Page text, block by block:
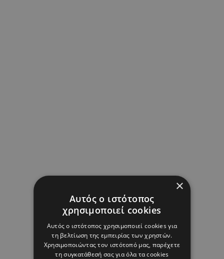
×
Αυτός ο ιστότοπος
χρησιμοποιεί cookies
Αυτός ο ιστότοπος χρησιμοποιεί cookies για
τη βελτίωση της εμπειρίας των χρηστών.
Χρησιμοποιώντας τον ιστότοπό μας, παρέχετε
τη συγκατάθεσή σας για όλα τα cookies